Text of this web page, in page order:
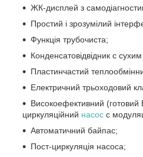
ЖК-дисплей з
Простий і зрозумілий
Функція трубочиста;
Конденсатовідвідник с
Пластинчастий
Електричний трьоходовий
Високоефективний
циркуляційний насос с
Автоматичний байпас;
Пост-циркуляція насоса;